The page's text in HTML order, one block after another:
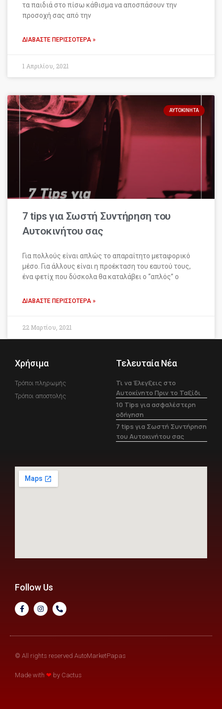
τα παιδιά στο πίσω κάθισμα να αποσπάσουν την
προσοχή σας από την
ΔΙΑΒΆΣΤΕ ΠΕΡΙΣΣΌΤΕΡΑ »
1 Απριλίου, 2021
ΑΥΤΟΚΊΝΗΤΑ
7 tips για Σωστή Συντήρηση του
Αυτοκινήτου σας
Για πολλούς είναι απλώς το απαραίτητο μεταφορικό
μέσο. Για άλλους είναι η προέκταση του εαυτού τους,
ένα φετίχ που δύσκολα θα καταλάβει ο “απλός” ο
ΔΙΑΒΆΣΤΕ ΠΕΡΙΣΣΌΤΕΡΑ »
22 Μαρτίου, 2021
Χρήσιμα
Τρόποι πληρωμής
Τρόποι αποστολής
Τελευταία Νέα
Τι να Έλεγξεις στο
Αυτοκίνητο Πριν το Ταξίδι
10 Tips για ασφαλέστερη
οδήγηση
7 tips για Σωστή Συντήρηση
του Αυτοκινήτου σας
Follow Us
© All rights reserved AutoMarketPapas
Made with ❤ by Cactus​​